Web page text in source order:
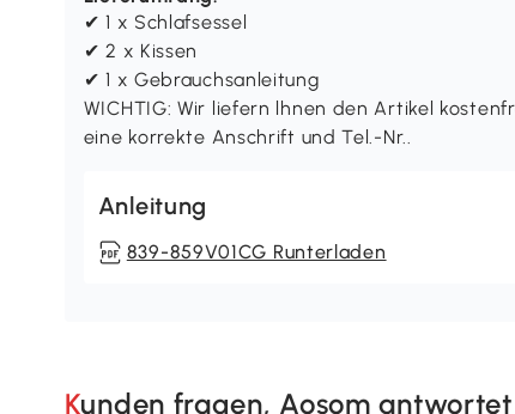
✔ 1 x Schlafsessel
✔ 2 x Kissen
✔ 1 x Gebrauchsanleitung
WICHTIG: Wir liefern lhnen den Artikel
eine korrekte Anschrift und Tel.-Nr..
Anleitung
839-859V01CG Runterladen
Kunden fragen, Aosom